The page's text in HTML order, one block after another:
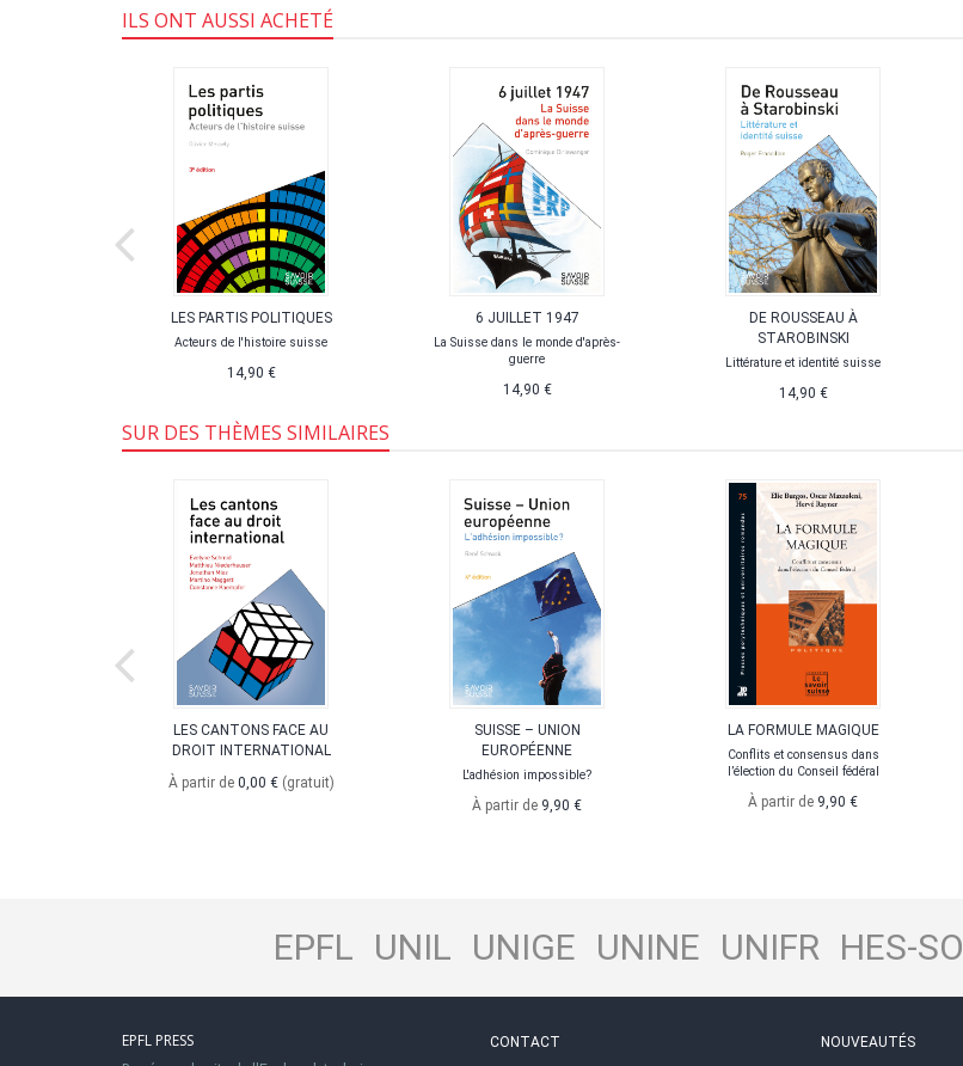
ILS ONT AUSSI ACHETÉ
LES PARTIS POLITIQUES
Acteurs de l'histoire suisse
14,90 €
6 JUILLET 1947
La Suisse dans le monde d'après-
guerre
14,90 €
DE ROUSSEAU À
STAROBINSKI
Littérature et identité suisse
14,90 €
SUR DES THÈMES SIMILAIRES
LES CANTONS FACE AU
DROIT INTERNATIONAL
À partir de 0,00 € (gratuit)
SUISSE – UNION
EUROPÉENNE
L'adhésion impossible?
À partir de 9,90 €
LA FORMULE MAGIQUE
Conflits et consensus dans
l’élection du Conseil fédéral
À partir de 9,90 €
EPFL UNIL UNIGE UNINE UNIFR HES-SO
EPFL PRESS CONTACT
NOUVEAUTÉS